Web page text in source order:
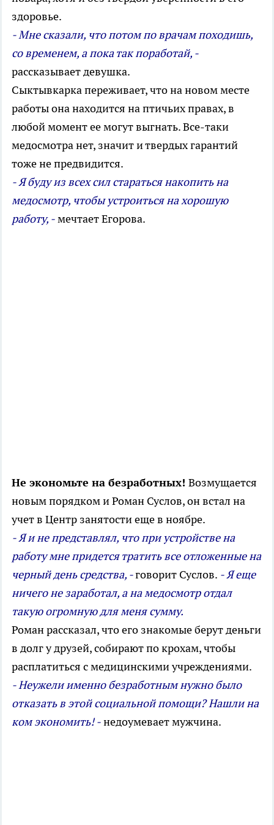
здоровье.
- Мне сказали, что потом по врачам походишь,
со временем, а пока так поработай, -
рассказывает девушка.
Сыктывкарка переживает, что на новом месте
работы она находится на птичьих правах, в
любой момент ее могут выгнать. Все-таки
медосмотра нет, значит и твердых гарантий
тоже не предвидится.
- Я буду из всех сил стараться накопить на
медосмотр, чтобы устроиться на хорошую
работу, -мечтает Егорова.
Не экономьте на безработных! Возмущается
новым порядком и Роман Суслов, он встал на
учет в Центр занятости еще в ноябре.
- Я и не представлял, что при устройстве на
работу мне придется тратить все отложенные на
черный день средства, -говорит Суслов. - Я еще
ничего не заработал, а на медосмотр отдал
такую огромную для меня сумму.
Роман рассказал, что его знакомые берут деньги
в долг у друзей, собирают по крохам, чтобы
расплатиться с медицинскими учреждениями.
- Неужели именно безработным нужно было
отказать в этой социальной помощи? Нашли на
ком экономить! -недоумевает мужчина.